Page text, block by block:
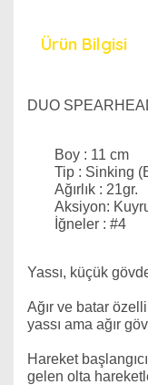
Ürün Bilgisi
DUO
Boy : 11 cm
Tip : Sinking
Ağırlık : 21gr.
Aksiyon:
İğneler : #4
Yassı, küçük
Ağır ve batar
yassı ama ağır
Hareket
gelen olta